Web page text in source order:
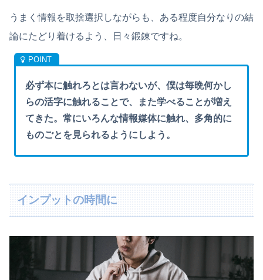
うまく情報を取捨選択しながらも、ある程度自分なりの結
論にたどり着けるよう、日々鍛錬ですね。
必ず本に触れろとは言わないが、僕は毎晩何かし
らの活字に触れることで、また学べることが増え
てきた。常にいろんな情報媒体に触れ、多角的に
ものごとを見られるようにしよう。
インプットの時間に